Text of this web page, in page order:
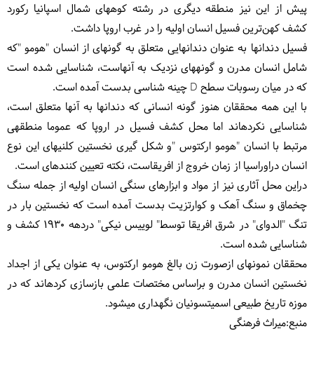
پیش از این نیز منطقه دیگری در رشته کوه‎های شمال اسپانیا رکورد
کشف کهن‌ترین فسیل انسان اولیه را در غرب اروپا داشت.
فسیل دندان‎ها به عنوان دندان‎هایی متعلق به گونه‎ای از انسان "هومو "که
شامل انسان مدرن و گونه‎های نزدیک به آن‎هاست، شناسایی شده است
که در میان رسوبات سطح D چینه شناسی بدست آمده است.
با این همه محققان هنوز گونه انسانی که دندان‎ها به آن‎ها متعلق است،
شناسایی نکرده‎اند اما محل کشف فسیل در اروپا که عموما منطقه‎ی
مرتبط با انسان "هومو ارکتوس "و شکل گیری نخستین کلنی‎های این نوع
انسان دراوراسیا از زمان خروج از افریقاست، نکته تعیین کننده‎ای است.
دراین محل آثاری نیز از مواد و ابزارهای سنگی انسان اولیه از جمله سنگ
چخماق و سنگ آهک و کوارتزیت بدست آمده است که نخستین بار در
تنگ "الدوای" در شرق افریقا توسط" لوییس نیکی" دردهه 1930 کشف و
شناسایی شده است.
محققان نمونه‎ای ازصورت زن بالغ هومو ارکتوس، به عنوان یکی از اجداد
نخستین انسان مدرن و براساس مختصات علمی بازسازی کرده‎اند که در
موزه تاریخ طبیعی اسمیتسونیان نگهداری می‎شود.
منبع:میراث فرهنگی